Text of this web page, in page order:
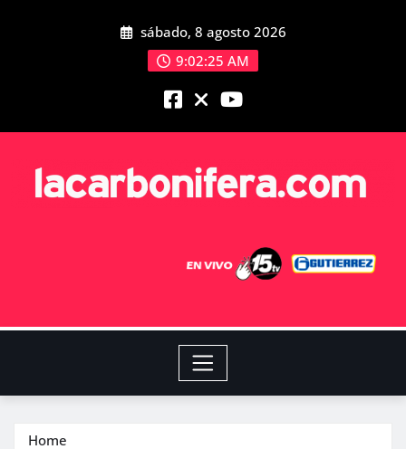
sábado, 8 agosto 2026
9:02:26 AM
Home